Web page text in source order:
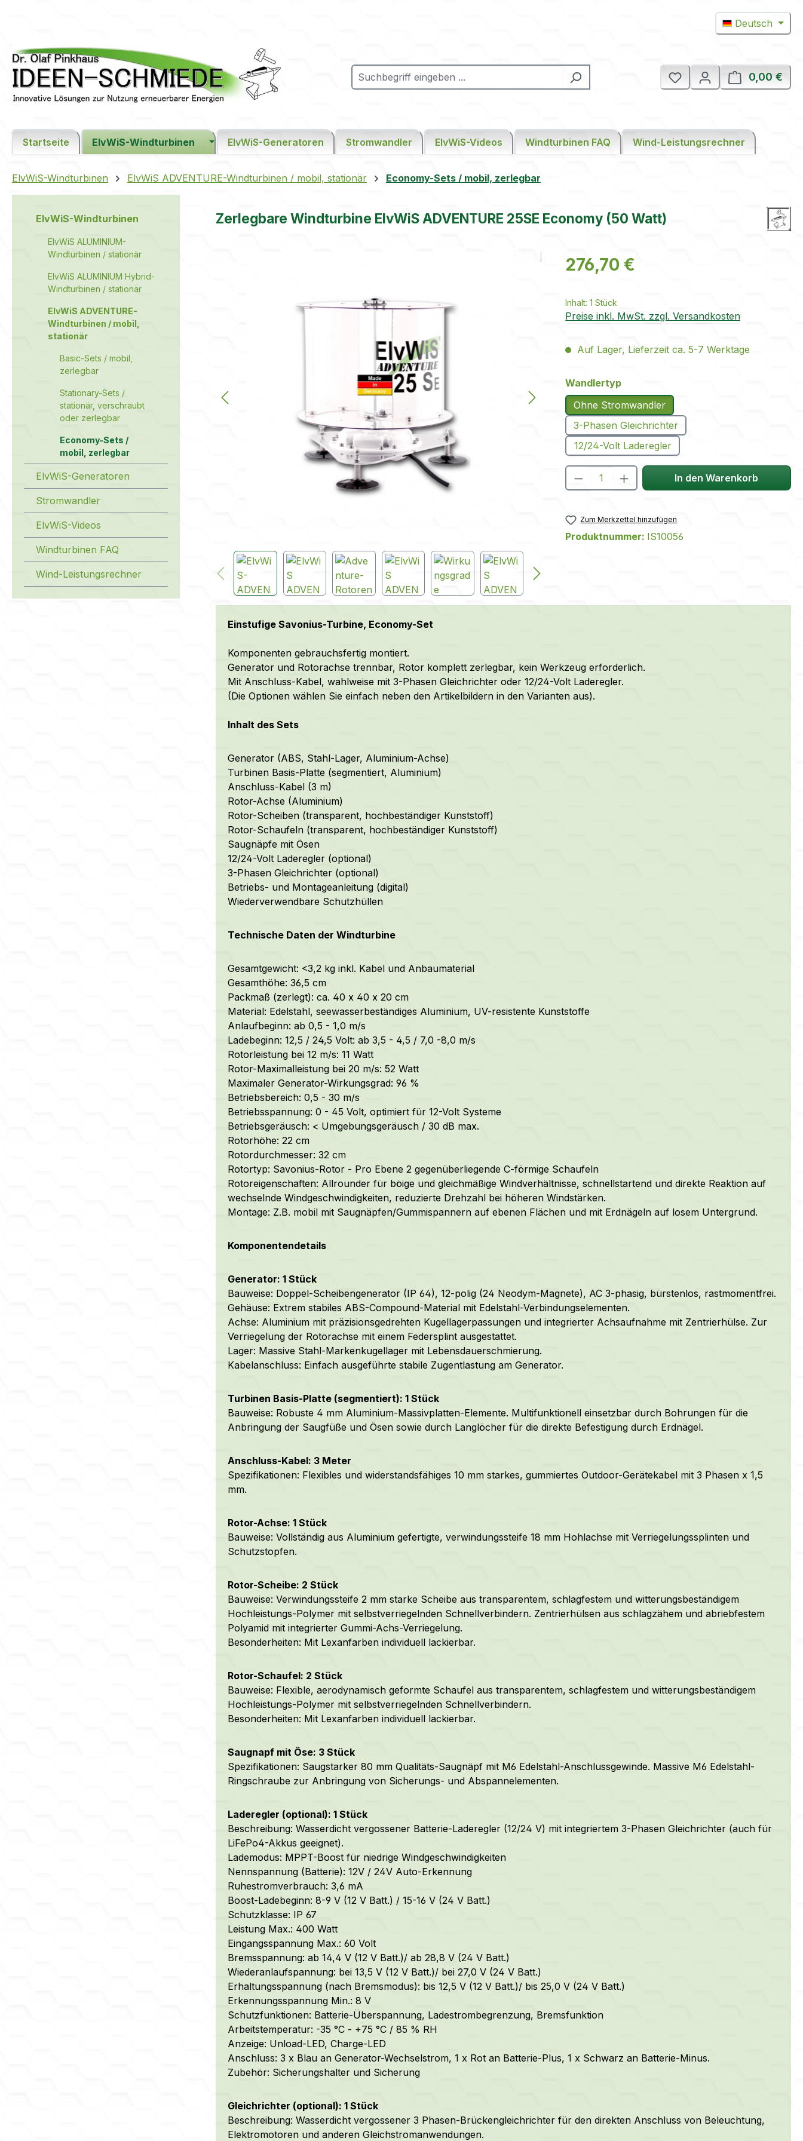
Deutsch
0,00 €
Startseite ElvWiS-Windturbinen ElvWiS-Generatoren Stromwandler ElvWiS-Videos Windturbinen FAQ Wind-Leistungsrechner
ElvWiS-Windturbinen ElvWiS ADVENTURE-Windturbinen / mobil, stationär Economy-Sets / mobil, zerlegbar
ElvWiS-Windturbinen
ElvWiS ALUMINIUM-
Windturbinen / stationär
ElvWiS ALUMINIUM Hybrid-
Windturbinen / stationär
ElvWiS ADVENTURE-
Windturbinen / mobil,
stationär
Basic-Sets / mobil,
zerlegbar
Stationary-Sets /
stationär, verschraubt
oder zerlegbar
Economy-Sets /
mobil, zerlegbar
ElvWiS-Generatoren
Stromwandler
ElvWiS-Videos
Windturbinen FAQ
Wind-Leistungsrechner
Zerlegbare Windturbine ElvWiS ADVENTURE 25SE Economy (50 Watt)
Regulärer Preis:
276,70 €
Inhalt:1 Stück
Preise inkl. MwSt. zzgl. Versandkosten
Auf Lager, Lieferzeit ca. 5-7 Werktage
Wandlertypauswählen
Ohne Stromwandler
3-Phasen Gleichrichter
12/24-Volt Laderegler
Produkt Anzahl: Gib den
In den Warenkorb
Zum Merkzettel hinzufügen
Produktnummer: IS10056
Einstufige Savonius-Turbine, Economy-Set
Komponenten gebrauchsfertig montiert.
Generator und Rotorachse trennbar, Rotor komplett zerlegbar, kein Werkzeug erforderlich.
Mit Anschluss-Kabel, wahlweise mit 3-Phasen Gleichrichter oder 12/24-Volt Laderegler.
(Die Optionen wählen Sie einfach neben den Artikelbildern in den Varianten aus).
Inhalt des Sets
Generator (ABS, Stahl-Lager, Aluminium-Achse)
Turbinen Basis-Platte (segmentiert, Aluminium)
Anschluss-Kabel (3 m)
Rotor-Achse (Aluminium)
Rotor-Scheiben (transparent, hochbeständiger Kunststoff)
Rotor-Schaufeln (transparent, hochbeständiger Kunststoff)
Saugnäpfe mit Ösen
12/24-Volt Laderegler (optional)
3-Phasen Gleichrichter (optional)
Betriebs- und Montageanleitung (digital)
Wiederverwendbare Schutzhüllen
Technische Daten der Windturbine
Gesamtgewicht: <3,2 kg inkl. Kabel und Anbaumaterial
Gesamthöhe: 36,5 cm
Packmaß (zerlegt): ca. 40 x 40 x 20 cm
Material: Edelstahl, seewasserbeständiges Aluminium, UV-resistente Kunststoffe
Anlaufbeginn: ab 0,5 - 1,0 m/s
Ladebeginn: 12,5 / 24,5 Volt: ab 3,5 - 4,5 / 7,0 -8,0 m/s
Rotorleistung bei 12 m/s: 11 Watt
Rotor-Maximalleistung bei 20 m/s: 52 Watt
Maximaler Generator-Wirkungsgrad: 96 %
Betriebsbereich: 0,5 - 30 m/s
Betriebsspannung: 0 - 45 Volt, optimiert für 12-Volt Systeme
Betriebsgeräusch: < Umgebungsgeräusch / 30 dB max.
Rotorhöhe: 22 cm
Rotordurchmesser: 32 cm
Rotortyp: Savonius-Rotor - Pro Ebene 2 gegenüberliegende C-förmige Schaufeln
Rotoreigenschaften: Allrounder für böige und gleichmäßige Windverhältnisse, schnellstartend und direkte Reaktion auf
wechselnde Windgeschwindigkeiten, reduzierte Drehzahl bei höheren Windstärken.
Montage: Z.B. mobil mit Saugnäpfen/Gummispannern auf ebenen Flächen und mit Erdnägeln auf losem Untergrund.
Komponentendetails
Generator: 1 Stück
Bauweise: Doppel-Scheibengenerator (IP 64), 12-polig (24 Neodym-Magnete), AC 3-phasig, bürstenlos, rastmomentfrei.
Gehäuse: Extrem stabiles ABS-Compound-Material mit Edelstahl-Verbindungselementen.
Achse: Aluminium mit präzisionsgedrehten Kugellagerpassungen und integrierter Achsaufnahme mit Zentrierhülse. Zur
Verriegelung der Rotorachse mit einem Federsplint ausgestattet.
Lager: Massive Stahl-Markenkugellager mit Lebensdauerschmierung.
Kabelanschluss: Einfach ausgeführte stabile Zugentlastung am Generator.
Turbinen Basis-Platte (segmentiert): 1 Stück
Bauweise: Robuste 4 mm Aluminium-Massivplatten-Elemente. Multifunktionell einsetzbar durch Bohrungen für die
Anbringung der Saugfüße und Ösen sowie durch Langlöcher für die direkte Befestigung durch Erdnägel.
Anschluss-Kabel: 3 Meter
Spezifikationen: Flexibles und widerstandsfähiges 10 mm starkes, gummiertes Outdoor-Gerätekabel mit 3 Phasen x 1,5
mm.
Rotor-Achse: 1 Stück
Bauweise: Vollständig aus Aluminium gefertigte, verwindungssteife 18 mm Hohlachse mit Verriegelungssplinten und
Schutzstopfen.
Rotor-Scheibe: 2 Stück
Bauweise: Verwindungssteife 2 mm starke Scheibe aus transparentem, schlagfestem und witterungsbeständigem
Hochleistungs-Polymer mit selbstverriegelnden Schnellverbindern. Zentrierhülsen aus schlagzähem und abriebfestem
Polyamid mit integrierter Gummi-Achs-Verriegelung.
Besonderheiten: Mit Lexanfarben individuell lackierbar.
Rotor-Schaufel: 2 Stück
Bauweise: Flexible, aerodynamisch geformte Schaufel aus transparentem, schlagfestem und witterungsbeständigem
Hochleistungs-Polymer mit selbstverriegelnden Schnellverbindern.
Besonderheiten: Mit Lexanfarben individuell lackierbar.
Saugnapf mit Öse: 3 Stück
Spezifikationen: Saugstarker 80 mm Qualitäts-Saugnäpf mit M6 Edelstahl-Anschlussgewinde. Massive M6 Edelstahl-
Ringschraube zur Anbringung von Sicherungs- und Abspannelementen.
Laderegler (optional): 1 Stück
Beschreibung: Wasserdicht vergossener Batterie-Laderegler (12/24 V) mit integriertem 3-Phasen Gleichrichter (auch für
LiFePo4-Akkus geeignet).
Lademodus: MPPT-Boost für niedrige Windgeschwindigkeiten
Nennspannung (Batterie): 12V / 24V Auto-Erkennung
Ruhestromverbrauch: 3,6 mA
Boost-Ladebeginn: 8-9 V (12 V Batt.) / 15-16 V (24 V Batt.)
Schutzklasse: IP 67
Leistung Max.: 400 Watt
Eingangsspannung Max.: 60 Volt
Bremsspannung: ab 14,4 V (12 V Batt.)/ ab 28,8 V (24 V Batt.)
Wiederanlaufspannung: bei 13,5 V (12 V Batt.)/ bei 27,0 V (24 V Batt.)
Erhaltungsspannung (nach Bremsmodus): bis 12,5 V (12 V Batt.)/ bis 25,0 V (24 V Batt.)
Erkennungsspannung Min.: 8 V
Schutzfunktionen: Batterie-Überspannung, Ladestrombegrenzung, Bremsfunktion
Arbeitstemperatur: -35 °C - +75 °C / 85 % RH
Anzeige: Unload-LED, Charge-LED
Anschluss: 3 x Blau an Generator-Wechselstrom, 1 x Rot an Batterie-Plus, 1 x Schwarz an Batterie-Minus.
Zubehör: Sicherungshalter und Sicherung
Gleichrichter (optional): 1 Stück
Beschreibung: Wasserdicht vergossener 3 Phasen-Brückengleichrichter für den direkten Anschluss von Beleuchtung,
Elektromotoren und anderen Gleichstromanwendungen.